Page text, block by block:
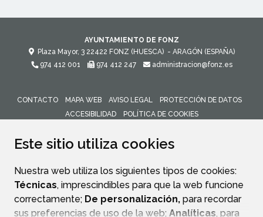
Este sitio utiliza cookies
Nuestra web utiliza los siguientes tipos de cookies:
Técnicas, imprescindibles para que la web funcione
correctamente; De personalización, para recordar
sus preferencias de uso de la web; Analíticas, para
AYUNTAMIENTO DE FONZ
Plaza Mayor, 3 22422 FONZ (HUESCA) - ARAGÓN (ESPAÑA)
974 412 001
974 412 247 administracion@fonz.es
CONTACTO MAPA WEB AVISO LEGAL
PROTECCIÓN DE DATOS
ACCESIBILIDAD
POLÍTICA DE COOKIES